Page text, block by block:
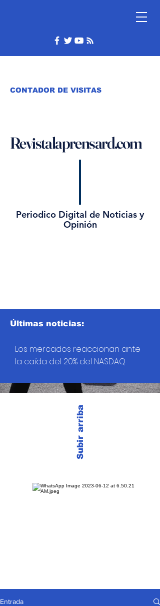
CONTADOR DE VISITAS
Revistalaprensard.com
Periodico Digital de Noticias y
Opinión
Subir arriba
Últimas noticias:
Los mercados reaccionan ante
la caída del 20% del NASDAQ
Entrada